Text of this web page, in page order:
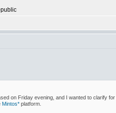
on Friday evening, and I wanted to clarify for
Mintos*platform.